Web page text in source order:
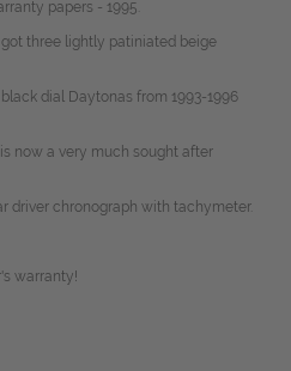
papers - 1995.
three lightly patiniated beige
dial Daytonas from 1993-1996
now a very much sought after
driver chronograph with tachymeter.
warranty!